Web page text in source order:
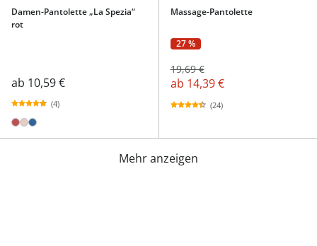
Damen-Pantolette „La Spezia“
rot
ab 10,59 €
(4)
Massage-Pantolette
27 %
19,69 €
ab 14,39 €
(24)
Mehr anzeigen